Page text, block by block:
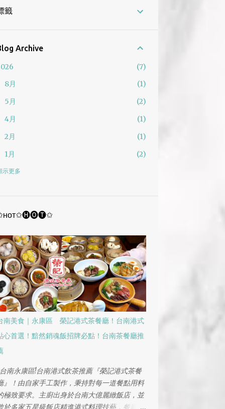
籤
Archive
7
8月
1
5月
2
4月
1
2月
1
1月
2
9月
1
8月
1
7月
2
4月
1月
1
10月
1
9月
1
示更多
南美食｜永康區 榮記港式茶餐廳！台南港式
心首選！黯然銷魂飯招牌必點！台南茶餐廳推
南永康區!台南港式飲茶推薦『榮記港式茶餐
』！由自家手工製作，秉持對每一道餐點用料
極致要求。主廚出身於台南大億麗緻飯店，並
於多家五星級飯店精進港式料理技藝，餐廳堅